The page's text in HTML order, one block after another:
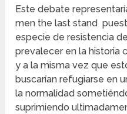
Este debate
men the last stand
especie de resistencia
prevalecer en la historia
y a la misma vez que
buscarían refugiarse en
la normalidad
suprimiendo